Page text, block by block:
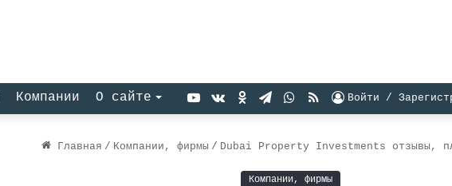
Компании О сайте Войти /
RSS
WhatsApp
Telegram
Одноклассники
vk.com
YouTube
Главная / Компании, фирмы / Dubai Property Investments отзывы,
Компании, фирмы